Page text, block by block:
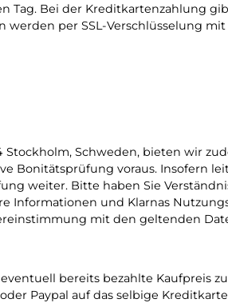
Bei der Kreditkartenzahlung
per SSL-Verschlüsselung
Stockholm, Schweden, bieten wir
Bonitätsprüfung voraus. Insofern
weiter. Bitte haben Sie
Informationen und Klarnas
mit den geltenden
bereits bezahlte Kaufpreis
Paypal auf das selbige